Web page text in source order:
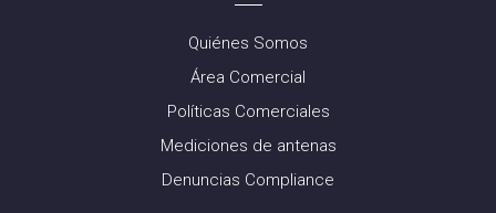
Quiénes Somos
Área Comercial
Políticas Comerciales
Mediciones de antenas
Denuncias Compliance